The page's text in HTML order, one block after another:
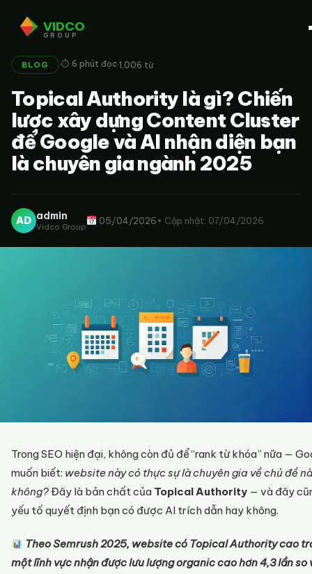
VIDCO
GROUP
BLOG ·⏱ 6 phút đọc·1,006 từ
Topical Authority là gì? Chiến
lược xây dựng Content Cluster
để Google và AI nhận diện bạn
là chuyên gia ngành 2025
AD admin
Vidco Group
05/04/2026• Cập nhật: 07/04/2026
Trong SEO hiện đại, không còn đủ để “rank từ khóa” nữa —
muốn biết: website này có thực sự là chuyên gia về chủ đề
không?Đây là bản chất của Topical Authority — và đây
yếu tố quyết định bạn có được AI trích dẫn hay không.
Theo Semrush 2025, website có Topical Authority cao
một lĩnh vực nhận được lưu lượng organic cao hơn 4,3 lần so